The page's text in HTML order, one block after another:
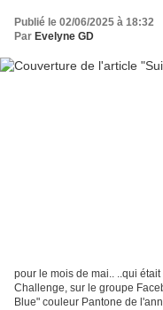
Publié le 02/06/2025 à 18:32
Par Evelyne GD
pour le mois de mai.. ..qui
Challenge, sur le groupe
Blue" couleur Pantone de